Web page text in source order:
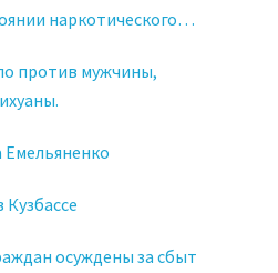
наркотического
против мужчины,
осуждены за сбыт